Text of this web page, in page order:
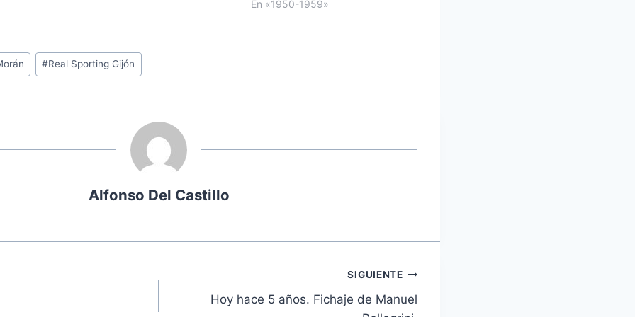
En «1950-1959»
#Real Sporting Gijón
Alfonso Del Castillo
SIGUIENTE
Hoy hace 5 años. Fichaje de Manuel